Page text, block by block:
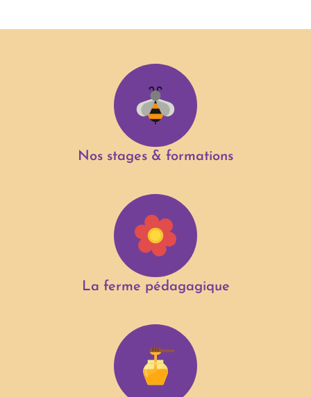
Nos stages & formations
La ferme pédagagique